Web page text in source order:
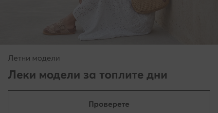
Летни модели
Леки модели за топлите дни
Проверете